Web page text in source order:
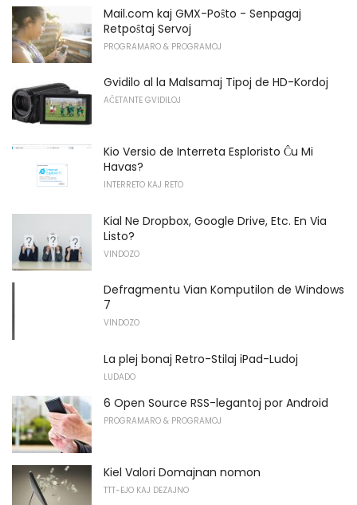
Mail.com kaj GMX-Poŝto - Senpagaj
Retpoŝtaj Servoj
PROGRAMARO & PROGRAMOJ
Gvidilo al la Malsamaj Tipoj de HD-Kordoj
AĈETANTE GVIDILOJ
Kio Versio de Interreta Esploristo Ĉu Mi
Havas?
INTERRETO KAJ RETO
Kial Ne Dropbox, Google Drive, Etc. En Via
Listo?
VINDOZO
Defragmentu Vian Komputilon de Windows
7
VINDOZO
La plej bonaj Retro-Stilaj iPad-Ludoj
LUDADO
6 Open Source RSS-legantoj por Android
PROGRAMARO & PROGRAMOJ
Kiel Valori Domajnan nomon
TTT-EJO KAJ DEZAJNO